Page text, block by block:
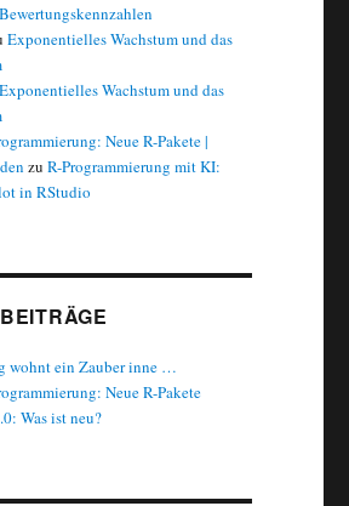
Exponentielles Wachstum und das
Exponentielles Wachstum und das
Neue R-Pakete |
zuR-Programmierung mit KI:
in RStudio
wohnt ein Zauber inne …
Neue R-Pakete
Was ist neu?